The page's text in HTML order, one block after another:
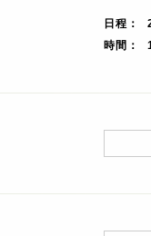
日程
時間